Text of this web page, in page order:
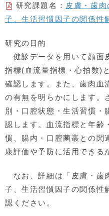
研究課題名： 皮膚・歯
子、生活習慣因子の関係性
研究の目的
健診データを用いて顔面
指標(血流量指標・心拍数)
確認します。また、歯肉血
の有無を明らかにします。
別・口腔状態・生活習慣・
認します。血流指標と年齢
慣、腸内・口腔菌叢との関
康評価や予防に活用できる
なお、詳細は「皮膚・歯
子、生活習慣因子の関係性
認ください。